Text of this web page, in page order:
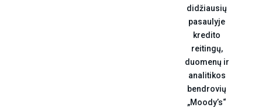
didžiausių
pasaulyje
kredito
reitingų,
duomenų ir
analitikos
bendrovių
„Moody’s“